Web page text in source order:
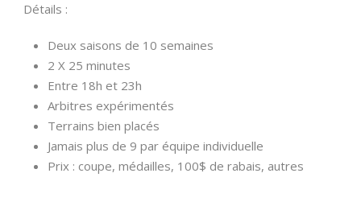
à
Détails :
Deux saisons de 10 semaines
2 X 25 minutes
Entre 18h et 23h
Arbitres expérimentés
Terrains bien placés
Jamais plus de 9 par équipe individuelle
Prix : coupe, médailles, 100$ de rabais, autres